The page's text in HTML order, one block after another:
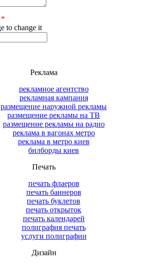
*
Реклама
рекламное агентство
рекламная кампания
размещение наружной рекламы
размещение рекламы на ТВ
размещение рекламы на радио
реклама в вагонах метро
реклама в метро киев
билборды киев
Печать
печать флаеров
печать баннеров
печать буклетов
печать открыток
печать календарей
полиграфия печать
услуги полиграфии
Дизайн